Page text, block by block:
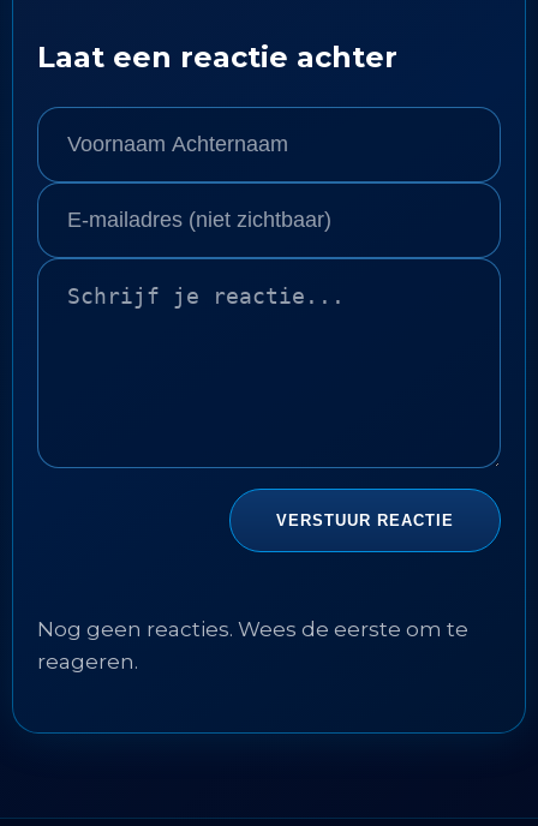
Laat een reactie achter
Nog geen reacties. Wees de eerste om te
reageren.